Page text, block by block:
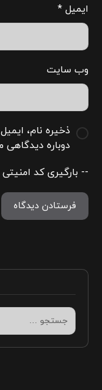
ایمیل*
وب‌ سایت
ذخیره نام،
دوباره
-- بارگیری کد
فرستادن دیدگاه